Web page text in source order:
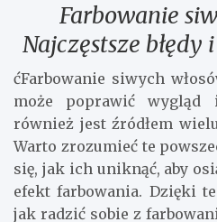
Farbowanie
Najczęstsze
ćFarbowanie siwych
może poprawić wygląd
również jest źródłem
Warto zrozumieć te
się, jak ich uniknąć, aby
efekt farbowania. Dzięki
jak radzić sobie z